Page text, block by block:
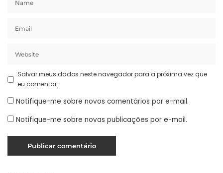
Salvar meus dados neste navegador para a próxima vez que
eu comentar.
Notifique-me sobre novos comentários por e-mail.
Notifique-me sobre novas publicações por e-mail.